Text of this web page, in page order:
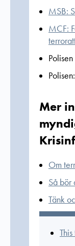
MSB:
MCF:
Mer
Om
Så bör
Tänk